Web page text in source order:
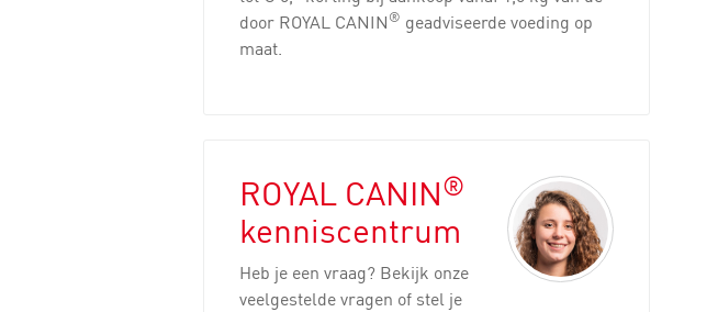
door ROYAL CANIN® geadviseerde voeding op
maat.
ROYAL CANIN®
kenniscentrum
Heb je een vraag? Bekijk onze
veelgestelde vragen of stel je